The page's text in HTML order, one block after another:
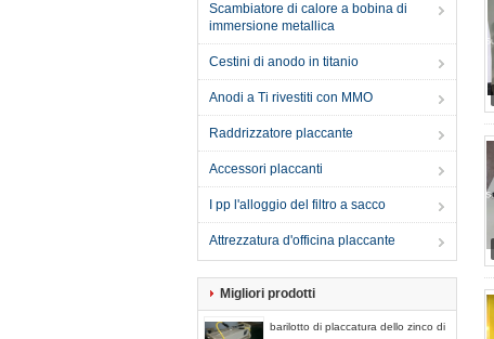
Scambiatore di calore a bobina di
immersione metallica
Cestini di anodo in titanio
Anodi a Ti rivestiti con MMO
Raddrizzatore placcante
Accessori placcanti
I pp l'alloggio del filtro a sacco
Attrezzatura d'officina placcante
Migliori prodotti
barilotto di placcatura dello zinco di